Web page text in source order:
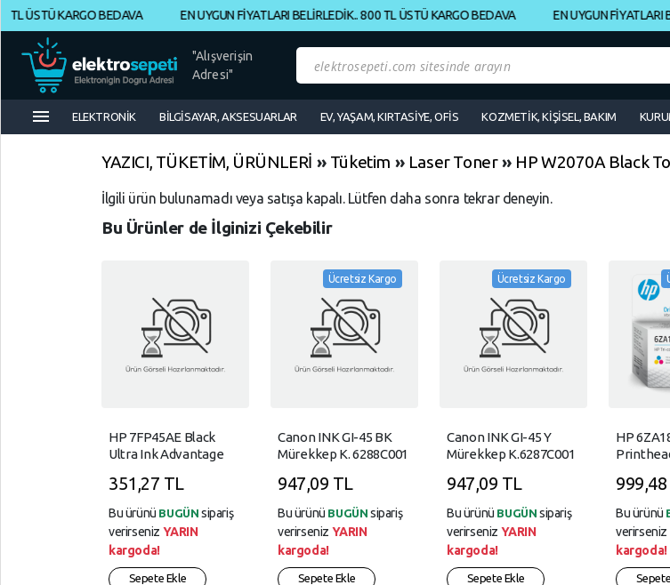
KARGO BEDAVA EN UYGUN FİYATLARI BELİRLEDİK.. 800 TL ÜSTÜ KARGO BEDAVA EN UYGUN FİYATLARI
"Alışverişin
Adresi"
Müşteri
Panelim
Yeni
Gelenler
İndirimdekiler
Kategoriye
menu ELEKTRONİK BİLGİSAYAR, AKSESUARLAR EV, YAŞAM, KIRTASİYE, OFİS KOZMETİK, KİŞİSEL, BAKIM
YAZICI, TÜKETİM, ÜRÜNLERİ » Tüketim » Laser Toner» HP W2070A Black
İlgili ürün bulunamadı veya satışa kapalı. Lütfen daha sonra tekrar deneyin.
Bu Ürünler de İlginizi Çekebilir
HP 7FP45AE Black
Ultra Ink Advantage
351,27 TL
Bu ürünü BUGÜN sipariş
verirseniz YARIN
kargoda!
Sepete Ekle
Ücretsiz Kargo
Canon INK GI-45 BK
Mürekkep K. 6288C001
947,09 TL
Bu ürünü BUGÜN sipariş
verirseniz YARIN
kargoda!
Sepete Ekle
Ücretsiz Kargo
Canon INK GI-45 Y
Mürekkep K.6287C001
947,09 TL
Bu ürünü BUGÜN sipariş
verirseniz YARIN
kargoda!
Sepete Ekle
HP
Bu ürünü
verirseniz
kargoda!